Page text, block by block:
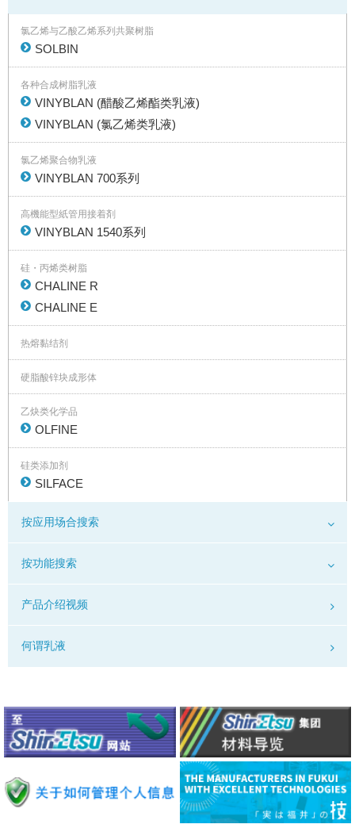
氯乙烯与乙酸乙烯系列共聚树脂
SOLBIN
各种合成树脂乳液
VINYBLAN (醋酸乙烯酯类乳液)
VINYBLAN (氯乙烯类乳液)
氯乙烯聚合物乳液
VINYBLAN 700系列
高機能型紙管用接着剤
VINYBLAN 1540系列
硅・丙烯类树脂
CHALINE R
CHALINE E
热熔黏结剂
硬脂酸锌块成形体
乙炔类化学品
OLFINE
硅类添加剂
SILFACE
按应用场合搜索
按功能搜索
产品介绍视频
何谓乳液